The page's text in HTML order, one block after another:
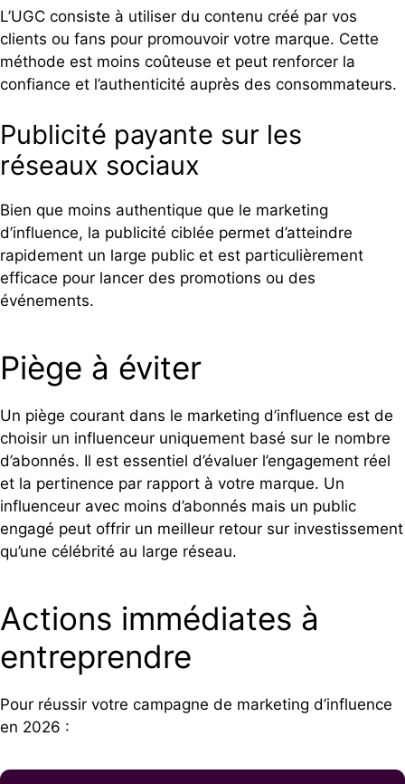
L’UGC consiste à utiliser du contenu créé par vos
clients ou fans pour promouvoir votre marque. Cette
méthode est moins coûteuse et peut renforcer la
confiance et l’authenticité auprès des consommateurs.
Publicité payante sur les
réseaux sociaux
Bien que moins authentique que le marketing
d’influence, la publicité ciblée permet d’atteindre
rapidement un large public et est particulièrement
efficace pour lancer des promotions ou des
événements.
Piège à éviter
Un piège courant dans le marketing d’influence est de
choisir un influenceur uniquement basé sur le nombre
d’abonnés. Il est essentiel d’évaluer l’engagement réel
et la pertinence par rapport à votre marque. Un
influenceur avec moins d’abonnés mais un public
engagé peut offrir un meilleur retour sur investissement
qu’une célébrité au large réseau.
Actions immédiates à
entreprendre
Pour réussir votre campagne de marketing d’influence
en 2026 :